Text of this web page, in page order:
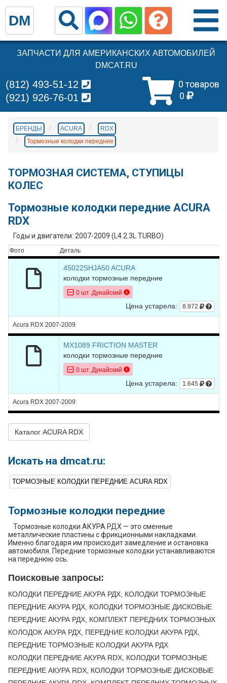
ЗАПЧАСТИ ДЛЯ АМЕРИКАНСКИХ АВТОМОБИЛЕЙ
DMCAT.RU
0 товаров
0
(812) 493-51-12
(921) 926-76-01
БРЕНДЫ ACURA
RDX
Тормозные колодки передние
ТОРМОЗНАЯ СИСТЕМА, СТУПИЦЫ
КОЛЕС
Тормозные колодки передние ACURA
RDX
Годы и двигатели: 2007-2009 (L4 2.3L TURBO)
Фото Деталь
45022SHJA50 ACURA
колодки тормозные передние
0 шт. Дунайский
Цена устарела: 8.972
Acura RDX 2007-2009
MX1089 FRICTION MASTER
колодки тормозные передние
0 шт. Дунайский
Цена устарела: 1.645
Acura RDX 2007-2009
Каталог ACURA RDX
Искать на dmcat.ru:
ТОРМОЗНЫЕ КОЛОДКИ ПЕРЕДНИЕ ACURA RDX
Тормозные колодки передние
Тормозные колодки АКУРА РДХ — это сменные
металлические пластины с фрикционными накладками.
Именно благодаря им происходит замедление и остановка
автомобиля. Передние тормозные колодки устанавливаются
на переднюю ось.
Поисковые запросы:
КОЛОДКИ ПЕРЕДНИЕ АКУРА РДХ, КОЛОДКИ ТОРМОЗНЫЕ
ПЕРЕДНИЕ АКУРА РДХ, КОЛОДКИ ТОРМОЗНЫЕ ДИСКОВЫЕ
ПЕРЕДНИЕ АКУРА РДХ, КОМПЛЕКТ ПЕРЕДНИХ ТОРМОЗНЫХ
КОЛОДОК АКУРА РДХ, ПЕРЕДНИЕ КОЛОДКИ АКУРА РДХ,
ПЕРЕДНИЕ ТОРМОЗНЫЕ КОЛОДКИ АКУРА РДХ
КОЛОДКИ ПЕРЕДНИЕ АКУРА RDX, КОЛОДКИ ТОРМОЗНЫЕ
ПЕРЕДНИЕ АКУРА RDX, КОЛОДКИ ТОРМОЗНЫЕ ДИСКОВЫЕ
DM